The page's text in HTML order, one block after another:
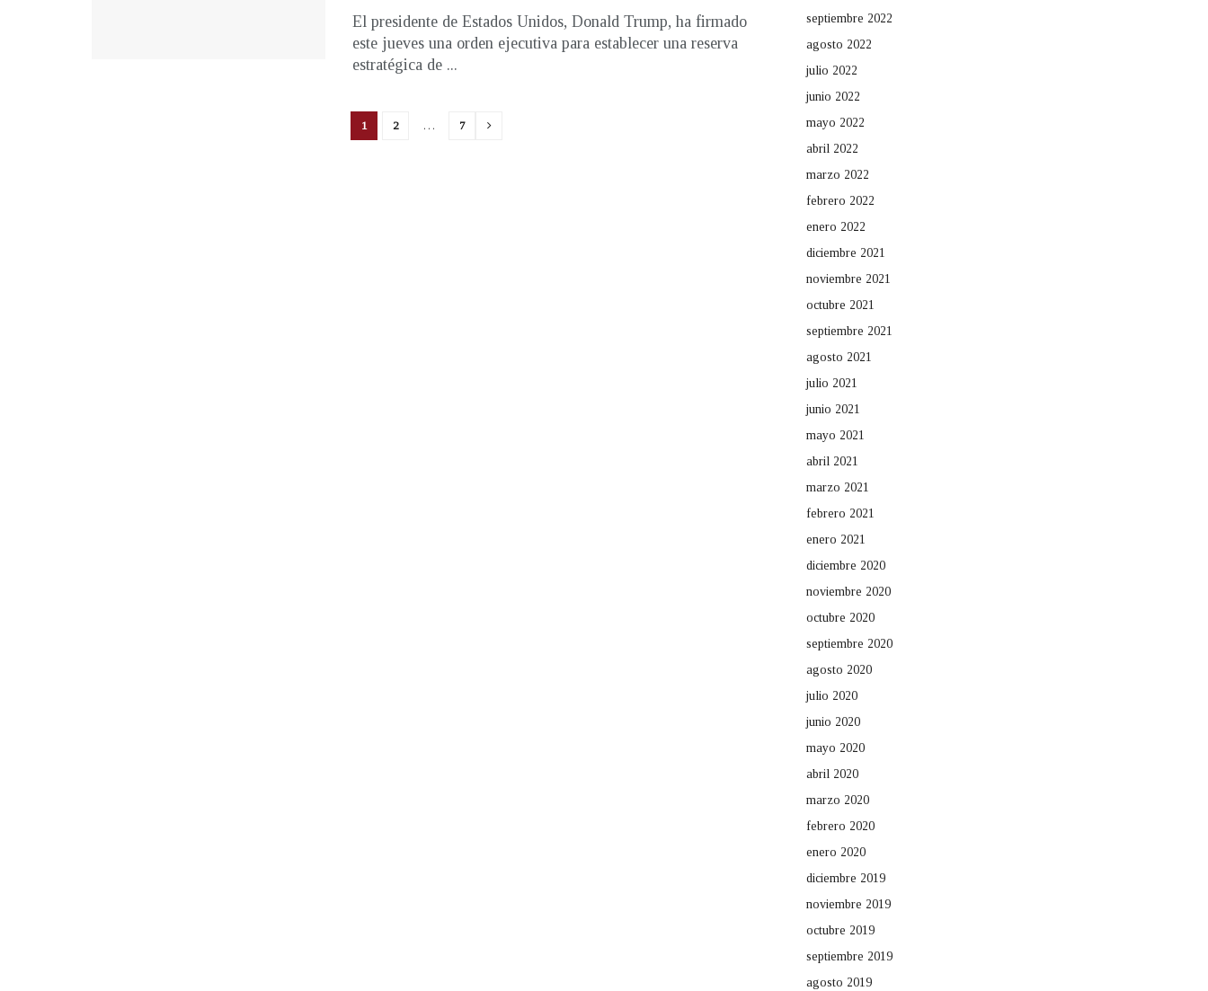
El presidente de Estados Unidos, Donald Trump, ha firmado
este jueves una orden ejecutiva para establecer una reserva
estratégica de ...
1 2 … 7
septiembre 2022
agosto 2022
julio 2022
junio 2022
mayo 2022
abril 2022
marzo 2022
febrero 2022
enero 2022
diciembre 2021
noviembre 2021
octubre 2021
septiembre 2021
agosto 2021
julio 2021
junio 2021
mayo 2021
abril 2021
marzo 2021
febrero 2021
enero 2021
diciembre 2020
noviembre 2020
octubre 2020
septiembre 2020
agosto 2020
julio 2020
junio 2020
mayo 2020
abril 2020
marzo 2020
febrero 2020
enero 2020
diciembre 2019
noviembre 2019
octubre 2019
septiembre 2019
agosto 2019